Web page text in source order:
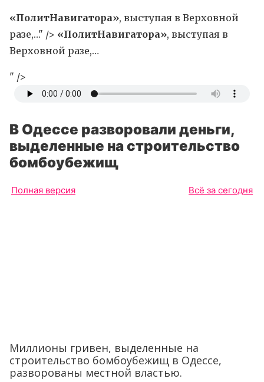
«ПолитНавигатора», выступая в Верховной
разе,…" /> «ПолитНавигатора», выступая в
Верховной разе,…
" />
В Одессе разворовали деньги,
выделенные на строительство
бомбоубежищ
Полная версия Всё за сегодня
Миллионы гривен, выделенные на
строительство бомбоубежищ в Одессе,
разворованы местной властью.